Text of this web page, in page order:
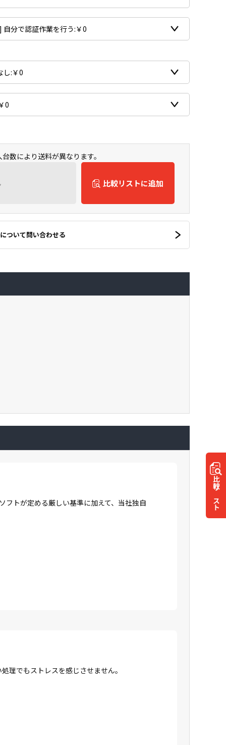
により送料が異なります。
比較リストに追加
ついて問い合わせる
比較
リスト
フトが定める厳しい基準に加えて、当社独自
理でもストレスを感じさせません。